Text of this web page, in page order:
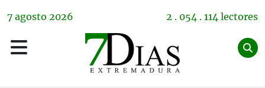
7 agosto 2026 2 . 054 . 114 lectores